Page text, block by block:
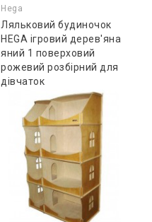
Hega
Ляльковий будиночок
HEGA ігровий дерев'яна
яний 1 поверховий
рожевий розбірний для
дівчаток
1168.20₴